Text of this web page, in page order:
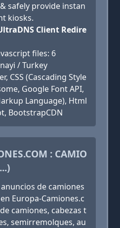
safely provide instan
kiosks.
Client Redire
files: 6
/ Turkey
CSS (Cascading Style
Google Font API,
Language), Html
BootstrapCDN
: CAMIO
de camiones
Europa-Camiones.c
camiones, cabezas t
semirremolques, au